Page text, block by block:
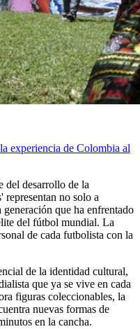
experiencia de Colombia al
del desarrollo de la
representan no solo a
que ha enfrentado
del fútbol mundial. La
de cada futbolista con la
de la identidad cultural,
que ya se vive en cada
figuras coleccionables, la
nuevas formas de
en la cancha.